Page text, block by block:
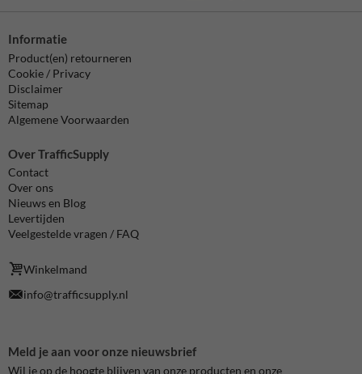
Informatie
Product(en) retourneren
Cookie / Privacy
Disclaimer
Sitemap
Algemene Voorwaarden
Over TrafficSupply
Contact
Over ons
Nieuws en Blog
Levertijden
Veelgestelde vragen / FAQ
Winkelmand
info@trafficsupply.nl
Meld je aan voor onze nieuwsbrief
Wil je op de hoogte blijven van onze producten en onze